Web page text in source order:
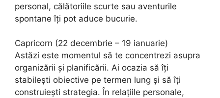
personal, călătoriile scurte sau aventurile
spontane îți pot aduce bucurie.
Capricorn (22 decembrie – 19 ianuarie)
Astăzi este momentul să te concentrezi asupra
organizării și planificării. Ai ocazia să îți
stabilești obiective pe termen lung și să îți
construiești strategia. În relațiile personale,